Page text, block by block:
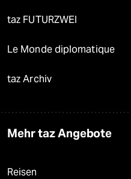
taz FUTURZWEI
Le Monde diplomatique
taz Archiv
Mehr taz Angebote
Reisen